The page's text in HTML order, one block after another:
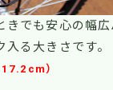
でも安心の幅広
る大きさです。
）